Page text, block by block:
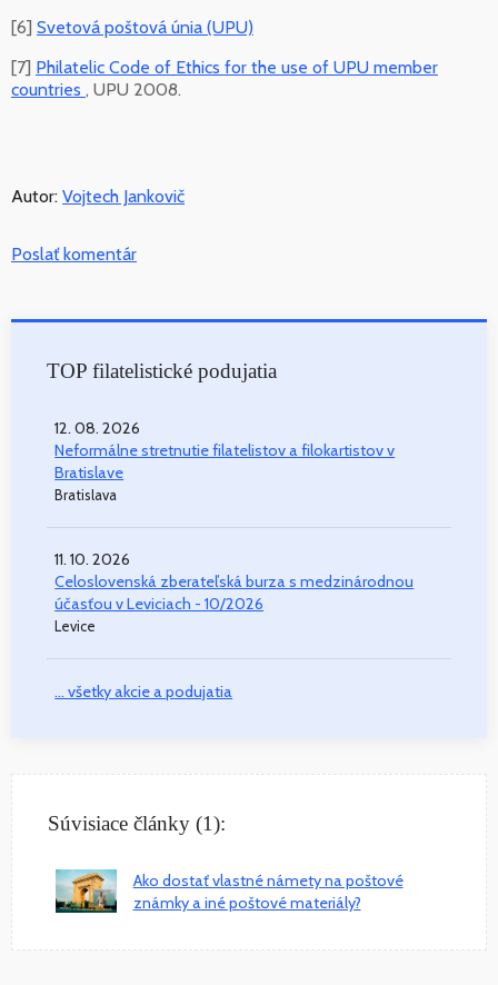
[6] Svetová poštová únia (UPU)
[7] Philatelic Code of Ethics for the use of UPU member
countries , UPU 2008.
Autor: Vojtech Jankovič
Poslať komentár
TOP filatelistické podujatia
12. 08. 2026
Neformálne stretnutie filatelistov a filokartistov v
Bratislave
Bratislava
11. 10. 2026
Celoslovenská zberateľská burza s medzinárodnou
účasťou v Leviciach - 10/2026
Levice
... všetky akcie a podujatia
Súvisiace články (1):
Ako dostať vlastné námety na poštové
známky a iné poštové materiály?